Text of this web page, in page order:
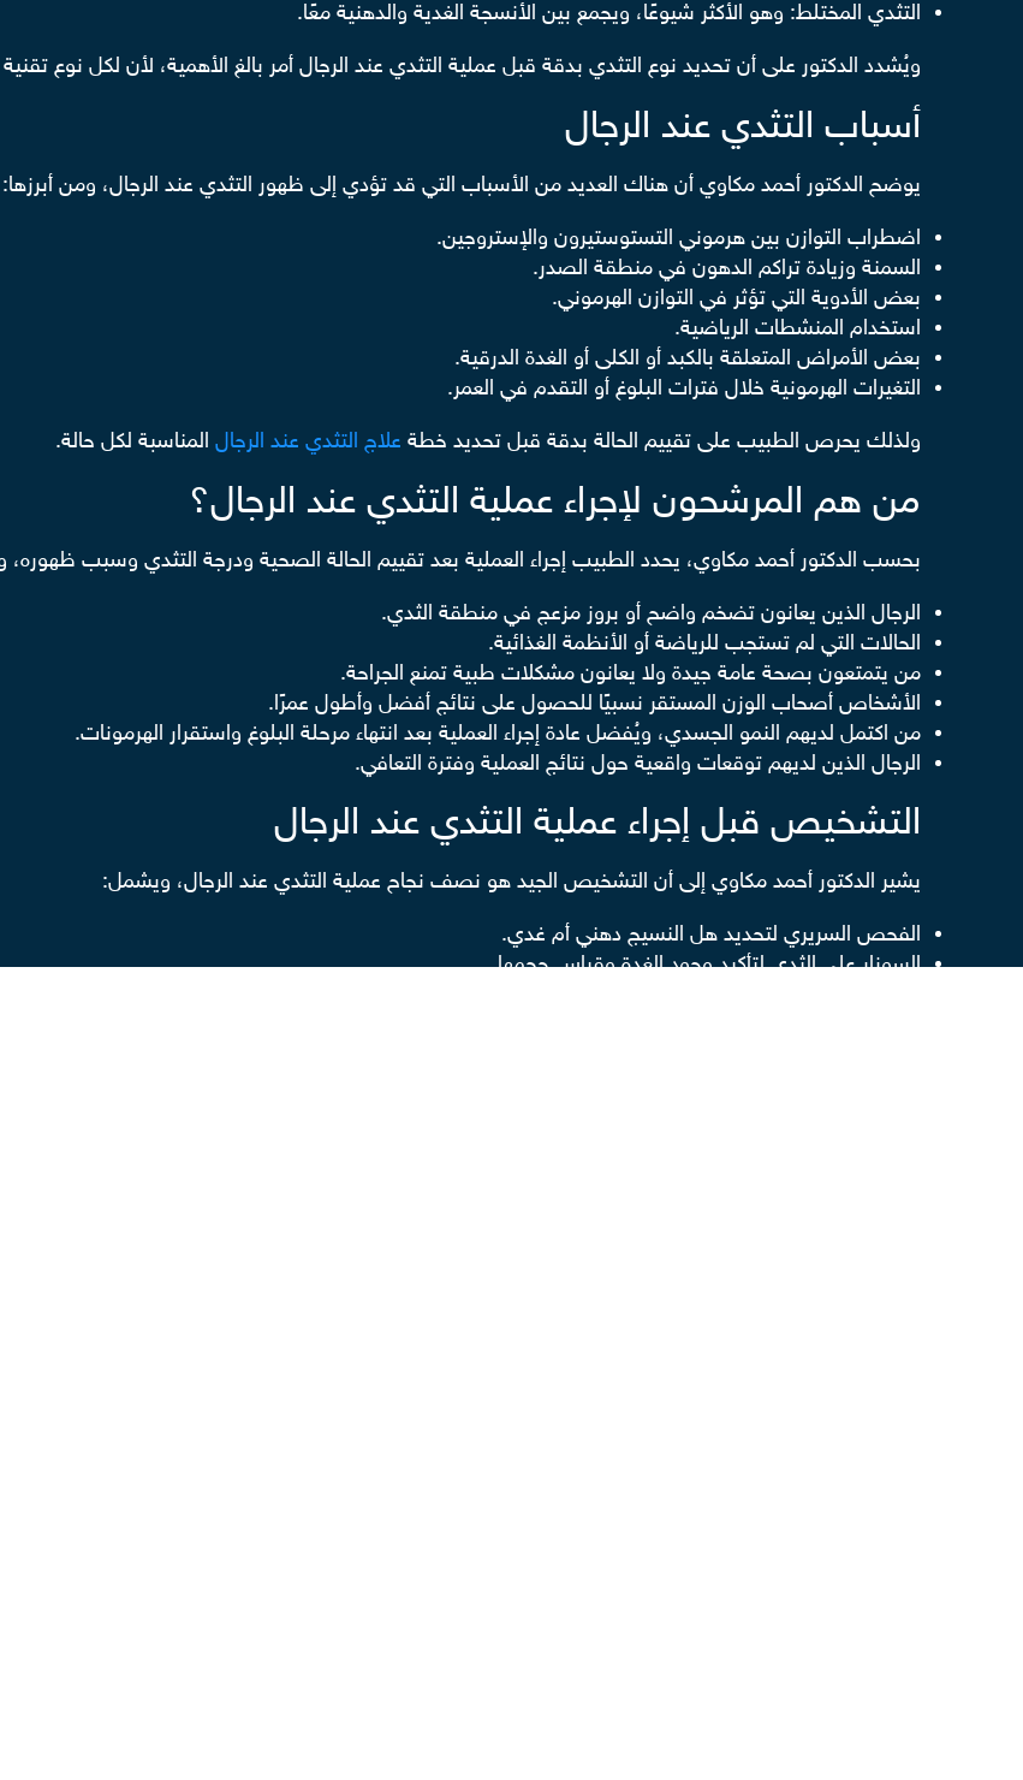
التثدي المختلط: وهو الأكثر شيوعًا، ويجمع بين الأنسجة الغدية والدهنية معًا.
ويُشدد الدكتور على أن تحديد نوع التثدي بدقة قبل عملية التثدي عند الرجال أمر بالغ الأهمية، لأن لكل نوع
أسباب التثدي عند الرجال
يوضح الدكتور أحمد مكاوي أن هناك العديد من الأسباب التي قد تؤدي إلى ظهور التثدي عند الرجال، ومن أبرزها:
اضطراب التوازن بين هرموني التستوستيرون والإستروجين.
السمنة وزيادة تراكم الدهون في منطقة الصدر.
بعض الأدوية التي تؤثر في التوازن الهرموني.
استخدام المنشطات الرياضية.
بعض الأمراض المتعلقة بالكبد أو الكلى أو الغدة الدرقية.
التغيرات الهرمونية خلال فترات البلوغ أو التقدم في العمر.
ولذلك يحرص الطبيب على تقييم الحالة بدقة قبل تحديد خطة علاج التثدي عند الرجالالمناسبة لكل حالة.
من هم المرشحون لإجراء عملية التثدي عند الرجال؟
بحسب الدكتور أحمد مكاوي، يحدد الطبيب إجراء العملية بعد تقييم الحالة الصحية ودرجة التثدي وسبب ظهوره،
الرجال الذين يعانون تضخم واضح أو بروز مزعج في منطقة الثدي.
الحالات التي لم تستجب للرياضة أو الأنظمة الغذائية.
من يتمتعون بصحة عامة جيدة ولا يعانون مشكلات طبية تمنع الجراحة.
الأشخاص أصحاب الوزن المستقر نسبيًا للحصول على نتائج أفضل وأطول عمرًا.
من اكتمل لديهم النمو الجسدي، ويُفضل عادة إجراء العملية بعد انتهاء مرحلة البلوغ واستقرار الهرمونات.
الرجال الذين لديهم توقعات واقعية حول نتائج العملية وفترة التعافي.
التشخيص قبل إجراء عملية التثدي عند الرجال
يشير الدكتور أحمد مكاوي إلى أن التشخيص الجيد هو نصف نجاح عملية التثدي عند الرجال، ويشمل:
الفحص السريري لتحديد هل النسيج دهني أم غدي.
السونار على الثدي لتأكيد وجود الغدة وقياس حجمها.